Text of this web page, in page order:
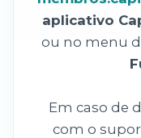
aplicativo
ou no menu
Em caso de
com o